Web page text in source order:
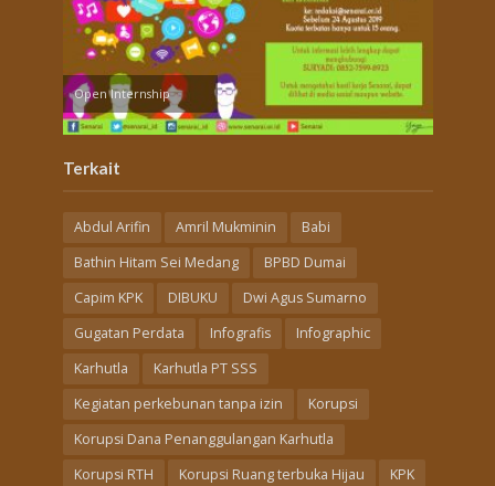
Open Internship
Terkait
Abdul Arifin Amril Mukminin
Babi
Bathin Hitam Sei Medang
BPBD Dumai
Capim KPK
DIBUKU
Dwi Agus Sumarno
Gugatan Perdata
Infografis
Infographic
Karhutla
Karhutla PT SSS
Kegiatan perkebunan tanpa izin
Korupsi
Korupsi Dana Penanggulangan Karhutla
Korupsi RTH
Korupsi Ruang terbuka Hijau
KPK